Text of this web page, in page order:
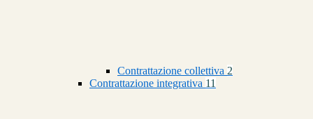
Contrattazione collettiva 2
Contrattazione integrativa 11